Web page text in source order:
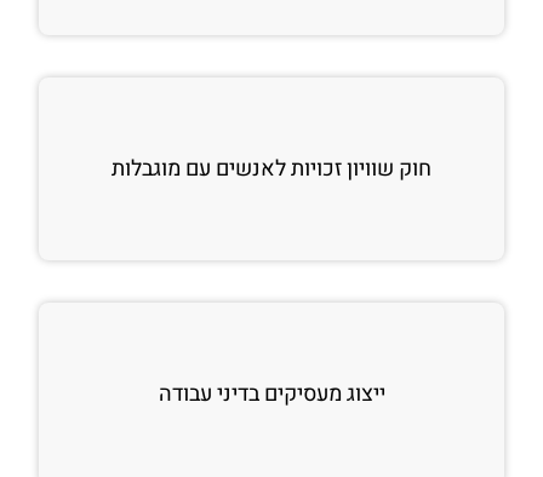
חוק שוויון זכויות לאנשים עם מוגבלות
ייצוג מעסיקים בדיני עבודה